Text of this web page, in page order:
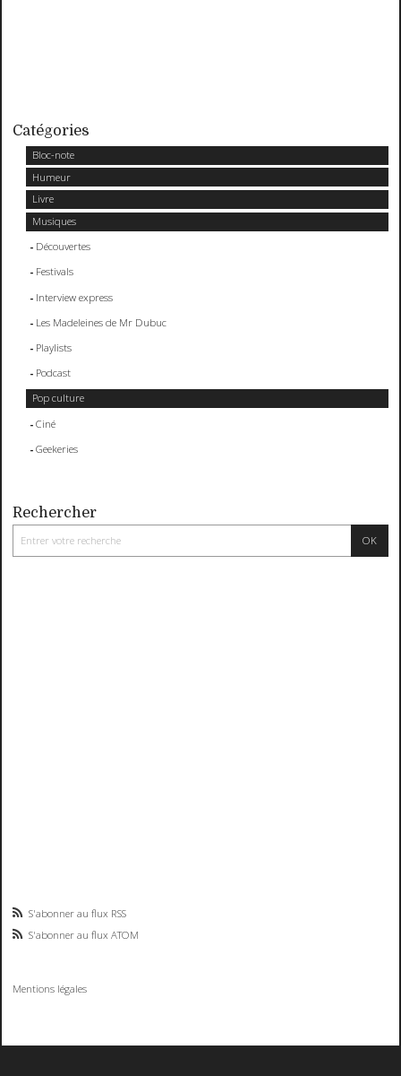
Catégories
Bloc-note
Humeur
Livre
Musiques
Découvertes
Festivals
Interview express
Les Madeleines de Mr Dubuc
Playlists
Podcast
Pop culture
Ciné
Geekeries
Rechercher
S'abonner au flux RSS
S'abonner au flux ATOM
Mentions légales